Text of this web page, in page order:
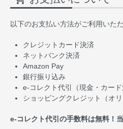
以下のお支払い方法がご利用いただ
クレジットカード決済
ネットバンク決済
Amazon Pay
銀行振り込み
e-コレクト代引（現金・カード
ショッピングクレジット（オリ
e-コレクト代引の手数料は無料！